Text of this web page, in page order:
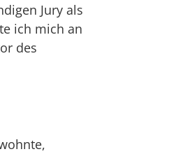
Jury als
ich mich an
des